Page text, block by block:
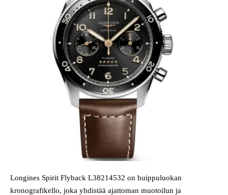
Longines Spirit Flyback L38214532 on huippuluokan
kronografikello, joka yhdistää ajattoman muotoilun ja